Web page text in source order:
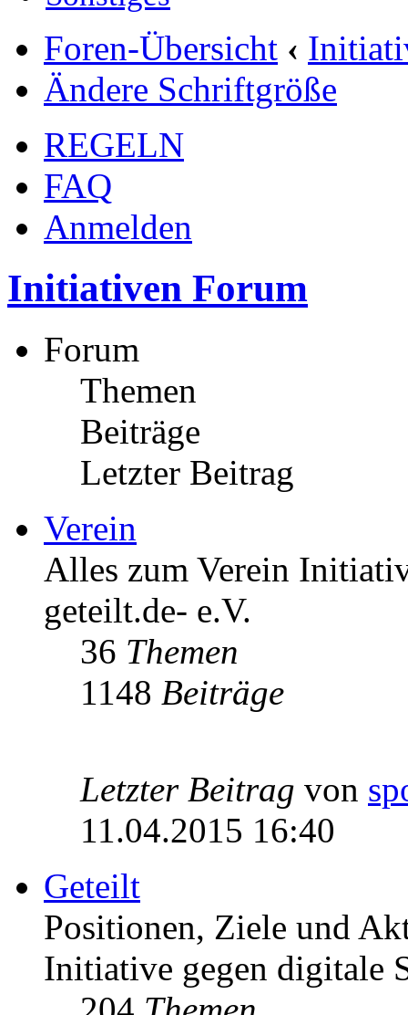
Foren-Übersicht ‹
Ändere Schriftgröße
REGELN
FAQ
Anmelden
Initiativen Forum
Forum
Themen
Beiträge
Letzter Beitrag
Verein
Alles zum Verein
geteilt.de- e.V.
36 Themen
1148 Beiträge
Letzter Beitrag von
11.04.2015 16:40
Geteilt
Positionen, Ziele und
Initiative gegen digitale